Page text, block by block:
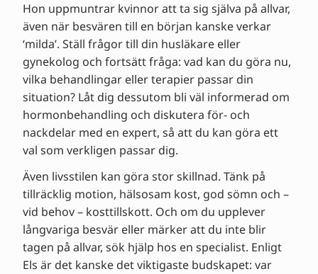
Hon uppmuntrar kvinnor att ta sig själva på allvar,
även när besvären till en början kanske verkar
‘milda’. Ställ frågor till din husläkare eller
gynekolog och fortsätt fråga: vad kan du göra nu,
vilka behandlingar eller terapier passar din
situation? Låt dig dessutom bli väl informerad om
hormonbehandling och diskutera för- och
nackdelar med en expert, så att du kan göra ett
val som verkligen passar dig.
Även livsstilen kan göra stor skillnad. Tänk på
tillräcklig motion, hälsosam kost, god sömn och –
vid behov – kosttillskott. Och om du upplever
långvariga besvär eller märker att du inte blir
tagen på allvar, sök hjälp hos en specialist. Enligt
Els är det kanske det viktigaste budskapet: var